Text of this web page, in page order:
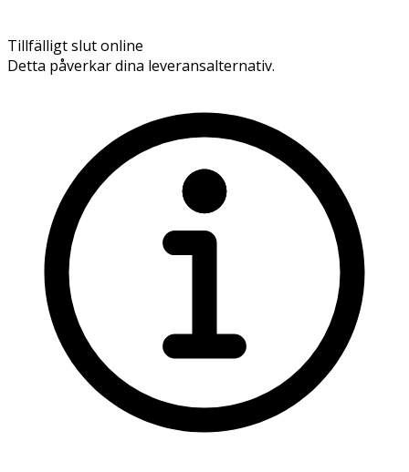
Tillfälligt slut online
Detta påverkar dina leveransalternativ.